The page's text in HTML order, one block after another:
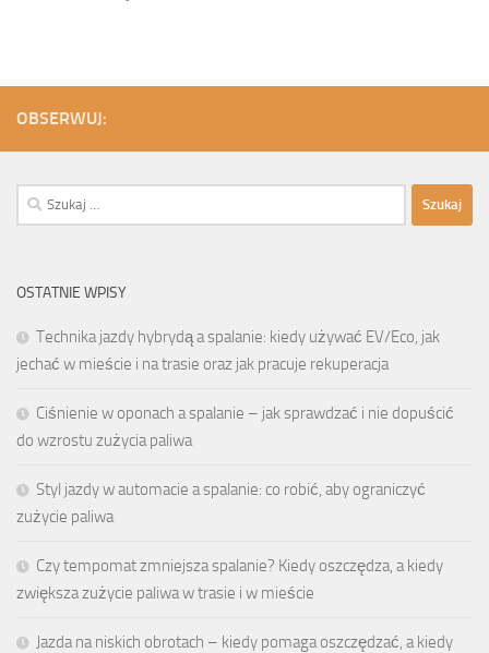
OBSERWUJ:
Szukaj:
OSTATNIE WPISY
Technika jazdy hybrydą a spalanie: kiedy używać EV/Eco, jak
jechać w mieście i na trasie oraz jak pracuje rekuperacja
Ciśnienie w oponach a spalanie – jak sprawdzać i nie dopuścić
do wzrostu zużycia paliwa
Styl jazdy w automacie a spalanie: co robić, aby ograniczyć
zużycie paliwa
Czy tempomat zmniejsza spalanie? Kiedy oszczędza, a kiedy
zwiększa zużycie paliwa w trasie i w mieście
Jazda na niskich obrotach – kiedy pomaga oszczędzać, a kiedy